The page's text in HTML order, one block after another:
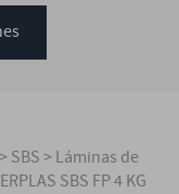
>SBS>Láminas de
SBS FP 4 KG